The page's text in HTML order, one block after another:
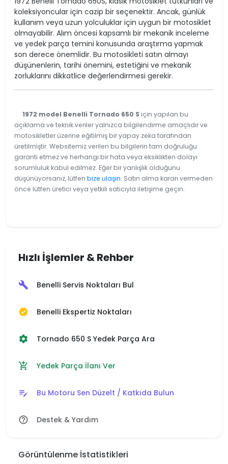
koleksiyoncular için cazip bir seçenektir. Ancak, günlük
kullanım veya uzun yolculuklar için uygun bir motosiklet
olmayabilir. Alım öncesi kapsamlı bir mekanik inceleme
ve yedek parça temini konusunda araştırma yapmak
son derece önemlidir. Bu motosikleti satın almayı
düşünenlerin, tarihi önemini, estetiğini ve mekanik
zorluklarını dikkatlice değerlendirmesi gerekir.
1972 model Benelli Tornado 650 S için yapılan bu
açıklama ve teknik veriler yalnızca bilgilendirme amaçlıdır ve
motosikletler üzerine eğitilmiş bir yapay zeka tarafından
üretilmiştir. Websitemiz verilen bu bilgilerin tam doğruluğu
garanti etmez ve herhangi bir hata veya eksiklikten dolayı
sorumluluk kabul edilmez. Eğer bir yanlışlık olduğunu
düşünüyorsanız, lütfen bize ulaşın. Satın alma kararı vermeden
önce lütfen üretici veya yetkili satıcıyla iletişime geçin.
Hızlı İşlemler & Rehber
build Benelli Servis Noktaları Bul
verified Benelli Ekspertiz Noktaları
settings Tornado 650 S Yedek Parça Ara
add_shopping_cart Yedek Parça İlanı Ver
edit_note Bu Motoru Sen Düzelt / Katkıda Bulun
help_outline Destek & Yardım
Görüntülenme İstatistikleri